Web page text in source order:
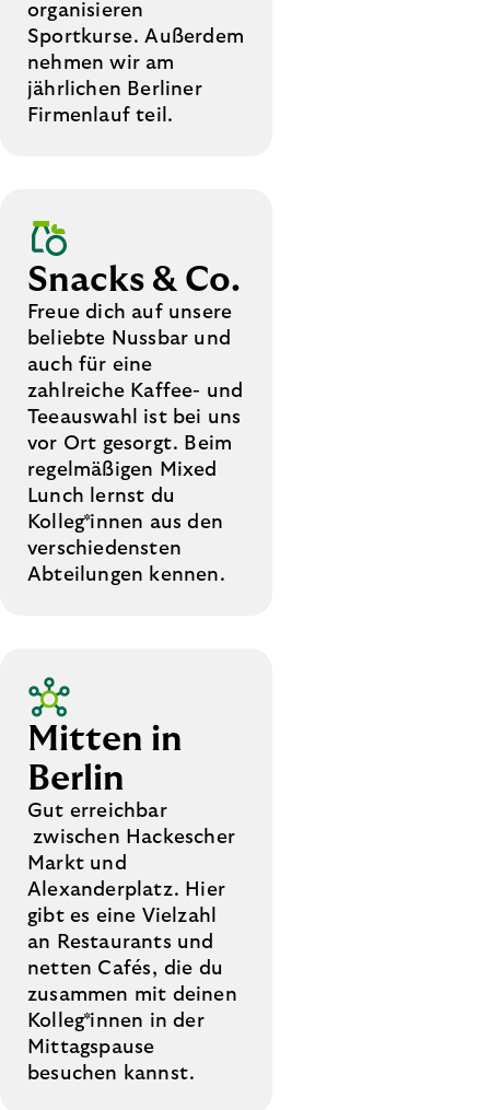
organisieren
Sportkurse. Außerdem
nehmen wir am
jährlichen Berliner
Firmenlauf teil.
Snacks & Co.
Freue dich auf unsere
beliebte Nussbar und
auch für eine
zahlreiche Kaffee- und
Teeauswahl ist bei uns
vor Ort gesorgt. Beim
regelmäßigen Mixed
Lunch lernst du
Kolleg*innen aus den
verschiedensten
Abteilungen kennen.
Mitten in
Berlin
Gut erreichbar
zwischen Hackescher
Markt und
Alexanderplatz. Hier
gibt es eine Vielzahl
an Restaurants und
netten Cafés, die du
zusammen mit deinen
Kolleg*innen in der
Mittagspause
besuchen kannst.